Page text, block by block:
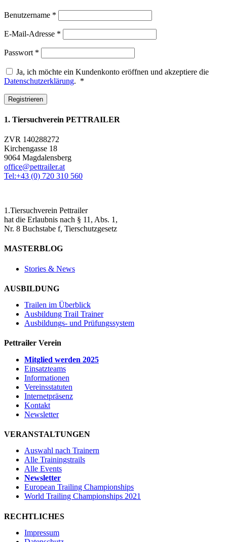
Benutzername *
E-Mail-Adresse *
Passwort *
Ja, ich möchte ein Kundenkonto eröffnen und akzeptiere die
Datenschutzerklärung. *
Registrieren
1. Tiersuchverein PETTRAILER
ZVR 140288272
Kirchengasse 18
9064 Magdalensberg
office@pettrailer.at
Tel:+43 (0) 720 310 560
1.Tiersuchverein Pettrailer
hat die Erlaubnis nach § 11, Abs. 1,
Nr. 8 Buchstabe f, Tierschutzgesetz
MASTERBLOG
Stories & News
AUSBILDUNG
Trailen im Überblick
Ausbildung Trail Trainer
Ausbildungs- und Prüfungssystem
Pettrailer Verein
Mitglied werden 2025
Einsatzteams
Informationen
Vereinsstatuten
Internetpräsenz
Kontakt
Newsletter
VERANSTALTUNGEN
Auswahl nach Trainern
Alle Trainingstrails
Alle Events
Newsletter
European Trailing Championships
World Trailing Championships 2021
RECHTLICHES
Impressum